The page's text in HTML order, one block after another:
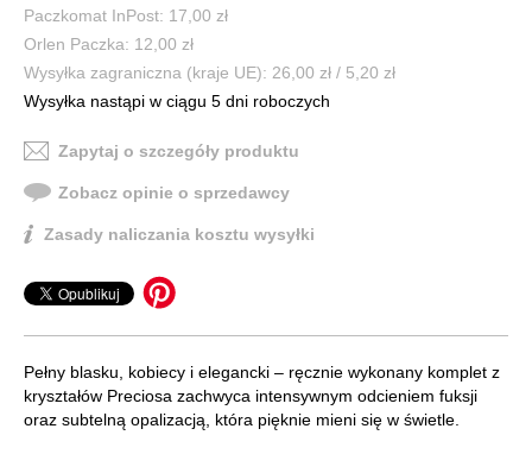
Paczkomat InPost: 17,00 zł
Orlen Paczka: 12,00 zł
Wysyłka zagraniczna (kraje UE): 26,00 zł / 5,20 zł
Wysyłka nastąpi w ciągu 5 dni roboczych
Zapytaj o szczegóły produktu
Zobacz opinie o sprzedawcy
Zasady naliczania kosztu wysyłki
Pełny blasku, kobiecy i elegancki – ręcznie wykonany komplet z
kryształów Preciosa zachwyca intensywnym odcieniem fuksji
oraz subtelną opalizacją, która pięknie mieni się w świetle.